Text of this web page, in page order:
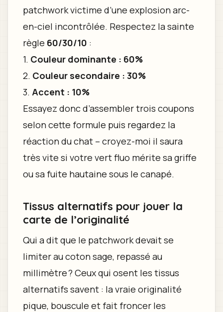
patchwork victime d’une explosion arc-
en-ciel incontrôlée. Respectez la sainte
règle 60/30/10 :
1. Couleur dominante : 60%
2. Couleur secondaire : 30%
3. Accent : 10%
Essayez donc d’assembler trois coupons
selon cette formule puis regardez la
réaction du chat – croyez-moi il saura
très vite si votre vert fluo mérite sa griffe
ou sa fuite hautaine sous le canapé.
Tissus alternatifs pour jouer la
carte de l’originalité
Qui a dit que le patchwork devait se
limiter au coton sage, repassé au
millimètre ? Ceux qui osent les tissus
alternatifs savent : la vraie originalité
pique, bouscule et fait froncer les